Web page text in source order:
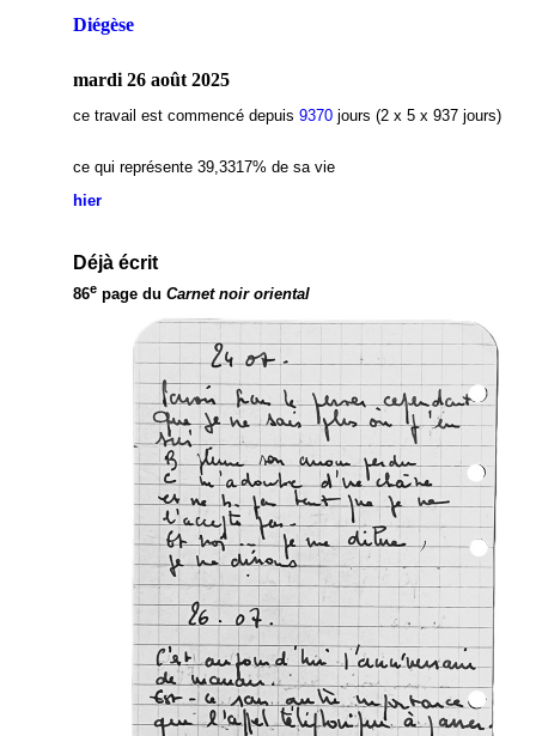
Diégèse
mardi 26 août 2025
ce travail est commencé depuis 9370jours (2 x 5 x 937 jours)
ce qui représente 39,3317% de sa vie
hier
Déjà écrit
86epage du Carnet noir oriental